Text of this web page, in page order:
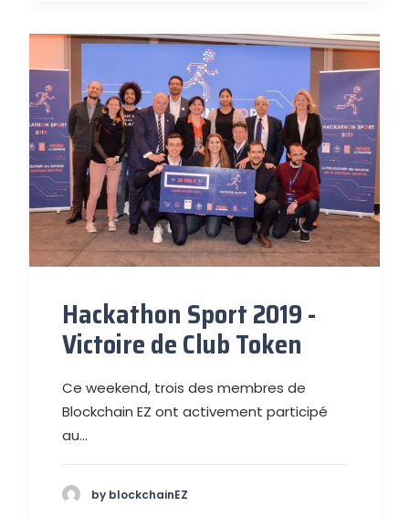
Hackathon Sport 2019 -
Victoire de Club Token
Ce weekend, trois des membres de
Blockchain EZ ont activement participé
au…
by blockchainEZ